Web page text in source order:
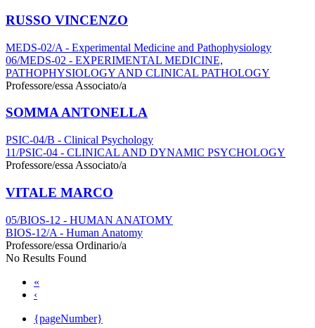
RUSSO VINCENZO
MEDS-02/A - Experimental Medicine and Pathophysiology
06/MEDS-02 - EXPERIMENTAL MEDICINE,
PATHOPHYSIOLOGY AND CLINICAL PATHOLOGY
Professore/essa Associato/a
SOMMA ANTONELLA
PSIC-04/B - Clinical Psychology
11/PSIC-04 - CLINICAL AND DYNAMIC PSYCHOLOGY
Professore/essa Associato/a
VITALE MARCO
05/BIOS-12 - HUMAN ANATOMY
BIOS-12/A - Human Anatomy
Professore/essa Ordinario/a
No Results Found
«
‹
{pageNumber}